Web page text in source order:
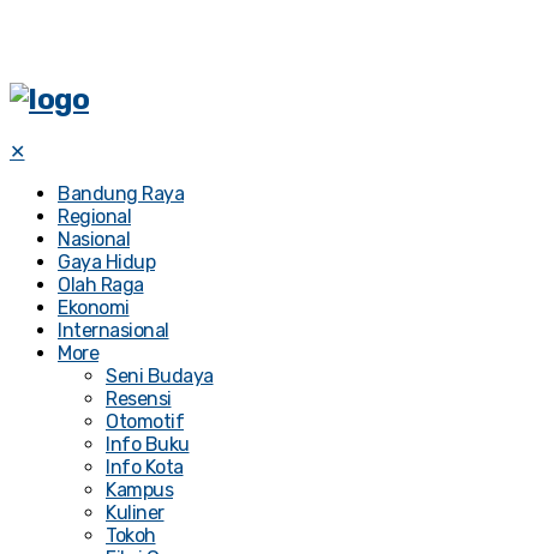
✕
Bandung Raya
Regional
Nasional
Gaya Hidup
Olah Raga
Ekonomi
Internasional
More
Seni Budaya
Resensi
Otomotif
Info Buku
Info Kota
Kampus
Kuliner
Tokoh